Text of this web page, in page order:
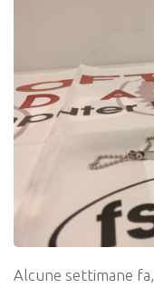
Alcune settimane